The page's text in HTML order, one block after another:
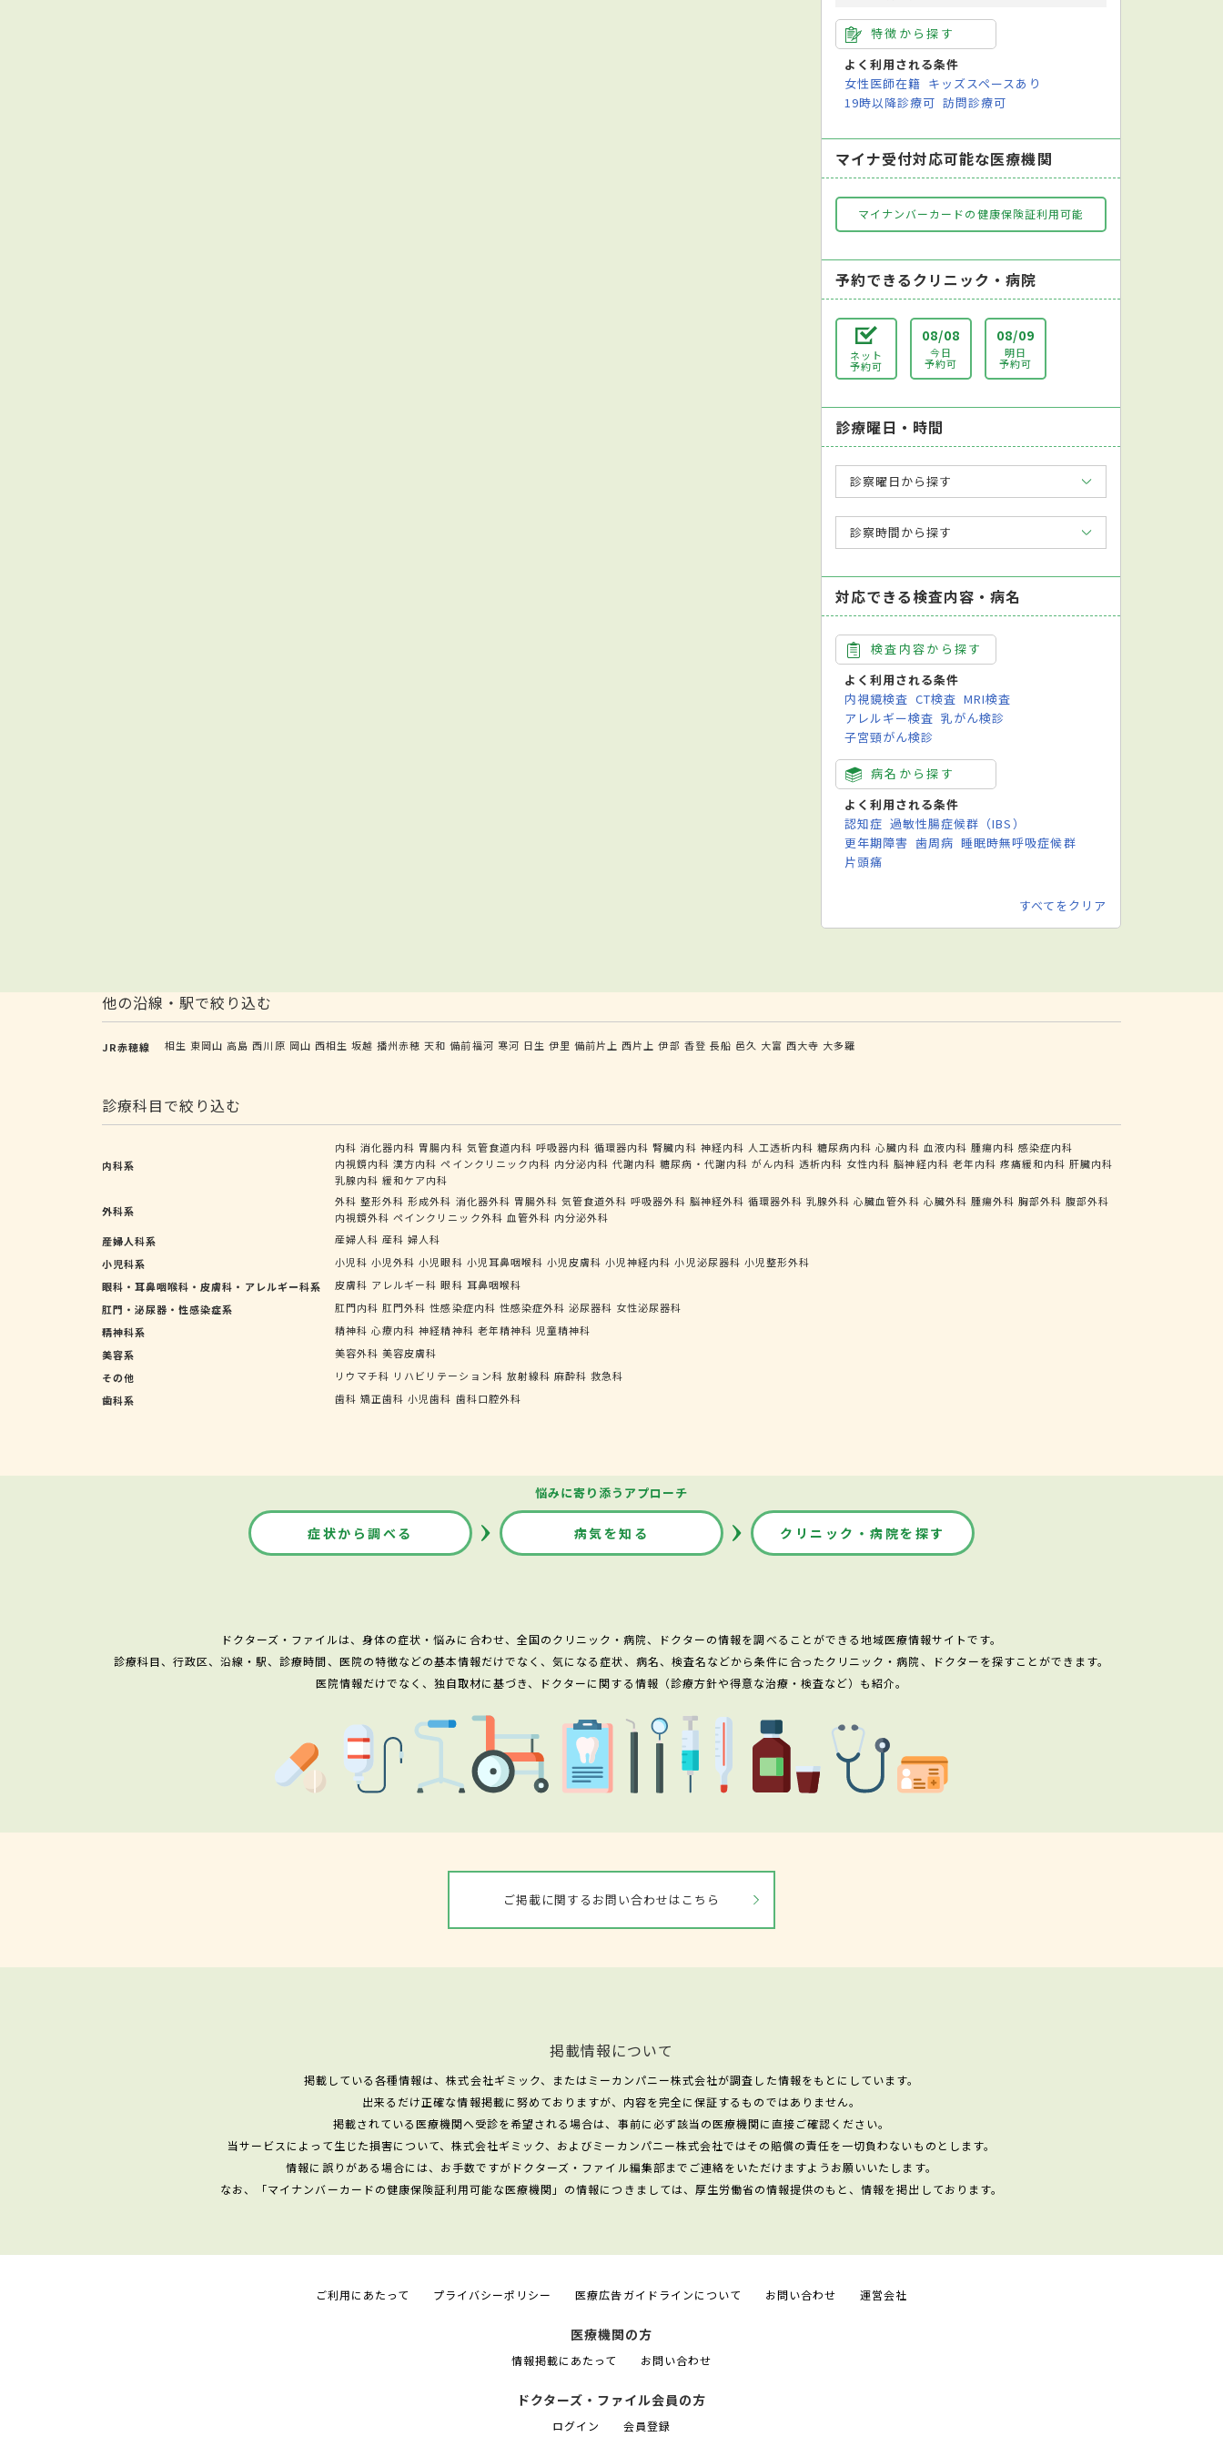
特徴から探す
よく利用される条件
女性医師在籍 キッズスペースあり
19時以降診療可 訪問診療可
マイナ受付対応可能な医療機関
マイナンバーカードの健康保険証利用可能
予約できるクリニック・病院
ネット
予約可
08/08
今日
予約可
08/09
明日
予約可
診療曜日・時間
診察曜日から探す
診察時間から探す
対応できる検査内容・病名
検査内容から探す
よく利用される条件
内視鏡検査 CT検査 MRI検査
アレルギー検査 乳がん検診
子宮頸がん検診
病名から探す
よく利用される条件
認知症 過敏性腸症候群（IBS）
更年期障害 歯周病 睡眠時無呼吸症候群
片頭痛
すべてをクリア
他の沿線・駅で絞り込む
JR赤穂線 相生 東岡山 高島 西川原 岡山 西相生 坂越 播州赤穂 天和 備前福河 寒河 日生 伊里 備前片上 西片上 伊部 香登 長船 邑久 大富 西大寺 大多羅
診療科目で絞り込む
内科系
内科 消化器内科 胃腸内科 気管食道内科 呼吸器内科 循環器内科 腎臓内科 神経内科 人工透析内科 糖尿病内科 心臓内科 血液内科 腫瘍内科 感染症内科
内視鏡内科 漢方内科 ペインクリニック内科 内分泌内科 代謝内科 糖尿病・代謝内科 がん内科 透析内科 女性内科 脳神経内科 老年内科 疼痛緩和内科 肝臓内科
乳腺内科 緩和ケア内科
外科系
外科 整形外科 形成外科 消化器外科 胃腸外科 気管食道外科 呼吸器外科 脳神経外科 循環器外科 乳腺外科 心臓血管外科 心臓外科 腫瘍外科 胸部外科 腹部外科
内視鏡外科 ペインクリニック外科 血管外科 内分泌外科
産婦人科系
産婦人科 産科 婦人科
小児科系
小児科 小児外科 小児眼科 小児耳鼻咽喉科 小児皮膚科 小児神経内科 小児泌尿器科 小児整形外科
眼科・耳鼻咽喉科・皮膚科・アレルギー科系
皮膚科 アレルギー科 眼科 耳鼻咽喉科
肛門・泌尿器・性感染症系
肛門内科 肛門外科 性感染症内科 性感染症外科 泌尿器科 女性泌尿器科
精神科系
精神科 心療内科 神経精神科 老年精神科 児童精神科
美容系
美容外科 美容皮膚科
その他
リウマチ科 リハビリテーション科 放射線科 麻酔科 救急科
歯科系
歯科 矯正歯科 小児歯科 歯科口腔外科
悩みに寄り添うアプローチ
症状から調べる 病気を知る クリニック・病院を探す
ドクターズ・ファイルは、身体の症状・悩みに合わせ、全国のクリニック・病院、ドクターの情報を調べることができる地域医療情報サイトです。
診療科目、行政区、沿線・駅、診療時間、医院の特徴などの基本情報だけでなく、気になる症状、病名、検査名などから条件に合ったクリニック・病院、ドクターを探すことができます。
医院情報だけでなく、独自取材に基づき、ドクターに関する情報（診療方針や得意な治療・検査など）も紹介。
ご掲載に関するお問い合わせはこちら
掲載情報について
掲載している各種情報は、株式会社ギミック、またはミーカンパニー株式会社が調査した情報をもとにしています。
出来るだけ正確な情報掲載に努めておりますが、内容を完全に保証するものではありません。
掲載されている医療機関へ受診を希望される場合は、事前に必ず該当の医療機関に直接ご確認ください。
当サービスによって生じた損害について、株式会社ギミック、およびミーカンパニー株式会社ではその賠償の責任を一切負わないものとします。
情報に誤りがある場合には、お手数ですがドクターズ・ファイル編集部までご連絡をいただけますようお願いいたします。
なお、「マイナンバーカードの健康保険証利用可能な医療機関」の情報につきましては、厚生労働省の情報提供のもと、情報を掲出しております。
ご利用にあたって プライバシーポリシー 医療広告ガイドラインについて お問い合わせ 運営会社
医療機関の方
情報掲載にあたって お問い合わせ
ドクターズ・ファイル会員の方
ログイン 会員登録